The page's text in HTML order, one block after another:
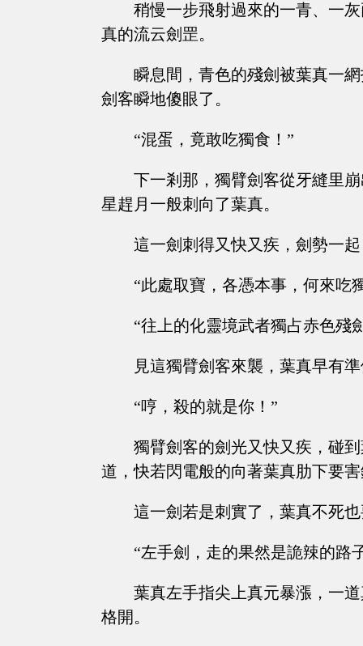
稍慢一步飛射過來的一青、一
真的流云劍罡。
瞬息間，青色的殘劍被葉真一
劍客瞬地傻眼了。
“混蛋，竟敢吃獨食！”
下一剎那，獨臂劍客從牙縫里
星趕月一般刺向了葉真。
這一劍刺得又快又疾，劍勢一
“此處取寶，各憑本事，何來吃
“往上的化靈境武者獨占赤色殘
見這獨臂劍客來襲，葉真早有
“哼，殺的就是你！”
獨臂劍客的劍光又快又疾，碰
道，快若閃電般的向著葉真肋下要
這一劍若是刺實了，葉真不死
“左手劍，走的果然是詭辣的路
葉真左手指尖上真元暴漲，一
格開。